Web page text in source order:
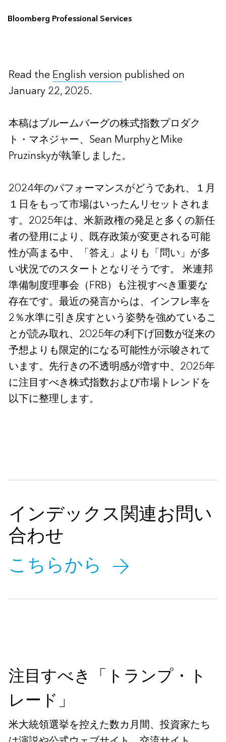
Bloomberg Professional Services
Read the English version published on
January 22, 2025.
本稿はブルームバーグの株式指数プロダク
ト・マネジャー、Sean MurphyとMike
Pruzinskyが執筆しました。
2024年のパフォーマンスがどうであれ、１月
１日をもって市場はいったんリセットされま
す。2025年は、米新政権の発足と多くの新任
者の登用により、既存政策が変更される可能
性が高まる中、「答え」よりも「問い」が多
い状況でのスタートとなりそうです。 米連邦
準備制度理事会（FRB）も注視すべき重要な
存在です。最近の発言からは、インフレ率を
2％水準に引き戻すという姿勢を強めているこ
とが読み取れ、2025年の利下げ回数が従来の
予想よりも限定的になる可能性が示唆されて
います。先行きの不透明感が増す中、2025年
に注目すべき株式指数および市場トレンドを
以下に整理します。
インデックス関連お問い
合わせ
こちらから
注目すべき「トランプ・ト
レード」
米大統領選挙を控えた数カ月間、投資家たち